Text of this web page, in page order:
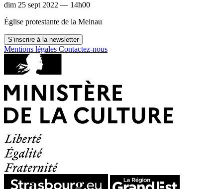
dim 25 sept 2022 — 14h00
Église protestante de la Meinau
S’inscrire à la newsletter
Mentions légales Contactez-nous